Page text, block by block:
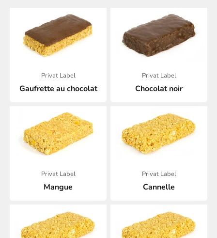
Privat Label
Gaufrette au chocolat
Privat Label
Chocolat noir
Privat Label
Mangue
Privat Label
Cannelle